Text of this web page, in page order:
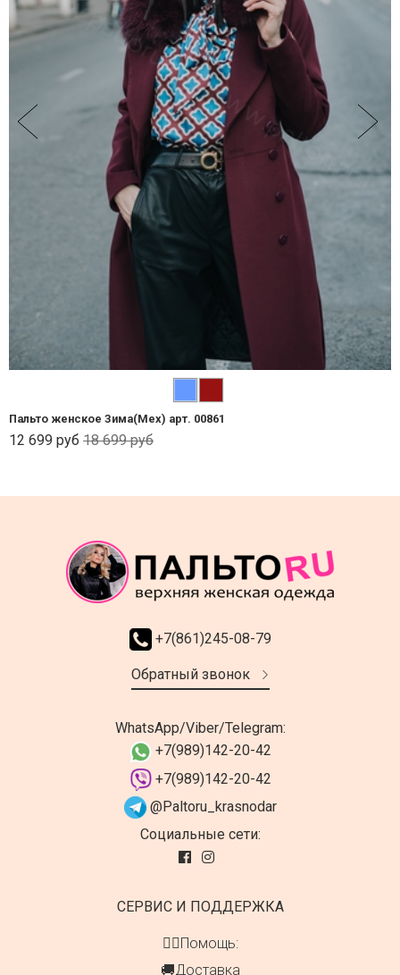
Пальто женское Зима(Мех) арт. 00861
12 699 руб 18 699 руб
+7(861)245-08-79
Обратный звонок
WhatsApp/Viber/Telegram:
+7(989)142-20-42
+7(989)142-20-42
@Paltoru_krasnodar
Социальные сети:
СЕРВИС И ПОДДЕРЖКА
👍🏻Помощь:
🚚Доставка